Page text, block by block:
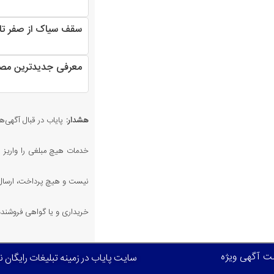
سقف سیاک از صفر
معرفی جدیدترین
هشدار: پایاب در قبال
خدمات هیچ مبلغی را
نیست و هیچ پرداخت،
خریداری و یا گواهی
آگهی ویژه سایت پایاب در زمینه تبلیغات